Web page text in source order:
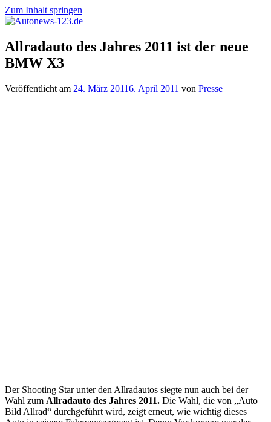
Zum Inhalt springen
Autonews-
123.de
Autonews
mit
Charme
Allradauto des Jahres 2011 ist der neue
BMW X3
Veröffentlicht am 24. März 20116. April 2011 von Presse
Der Shooting Star unter den Allradautos siegte nun auch bei der
Wahl zum Allradauto des Jahres 2011. Die Wahl, die von „Auto
Bild Allrad“ durchgeführt wird, zeigt erneut, wie wichtig dieses